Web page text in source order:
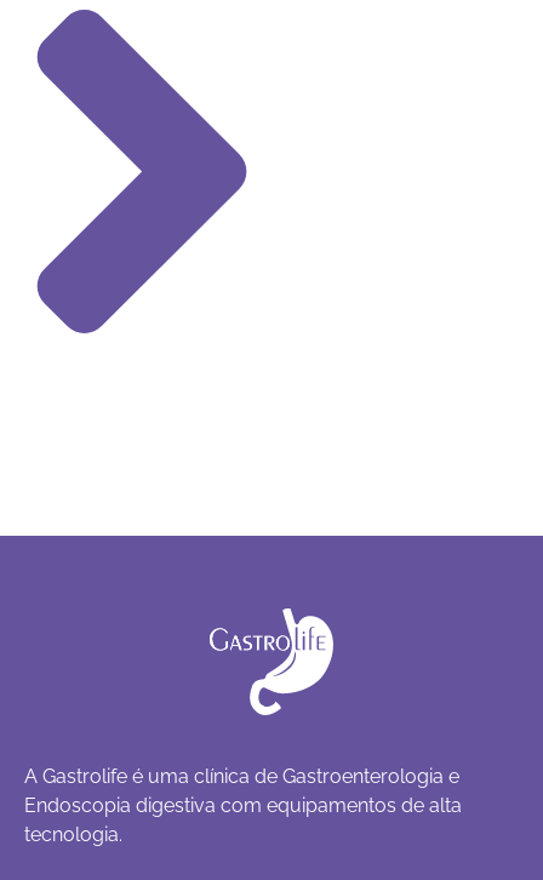
A Gastrolife é uma clínica de Gastroenterologia e
Endoscopia digestiva com equipamentos de alta
tecnologia.